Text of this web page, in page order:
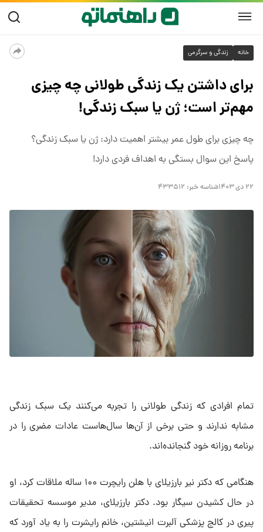
خانه زندگی و سرگرمی
برای داشتن یک زندگی طولانی چه چیزی
مهم‌تر است؛ ژن یا سبک زندگی!
چه چیزی برای طول عمر بیشتر اهمیت دارد: ژن یا سبک زندگی؟
پاسخ این سوال بستگی به اهداف فردی دارد!
۲۲ دی ۱۴۰۳ شناسه خبر: ۴۳۳۵۱۲
تمام افرادی که زندگی طولانی را تجربه می‌کنند یک سبک زندگی
مشابه ندارند و حتی برخی از آن‌ها سال‌هاست عادات مضری را در
برنامه روزانه خود گنجانده‌اند.
هنگامی که دکتر نیر بارزیلای با هلن رایچرت ۱۰۰ ساله ملاقات کرد، او
در حال کشیدن سیگار بود. دکتر بارزیلای، مدیر موسسه تحقیقات
پیری در کالج پزشکی آلبرت انیشتین، خانم رایشرت را به یاد آورد که